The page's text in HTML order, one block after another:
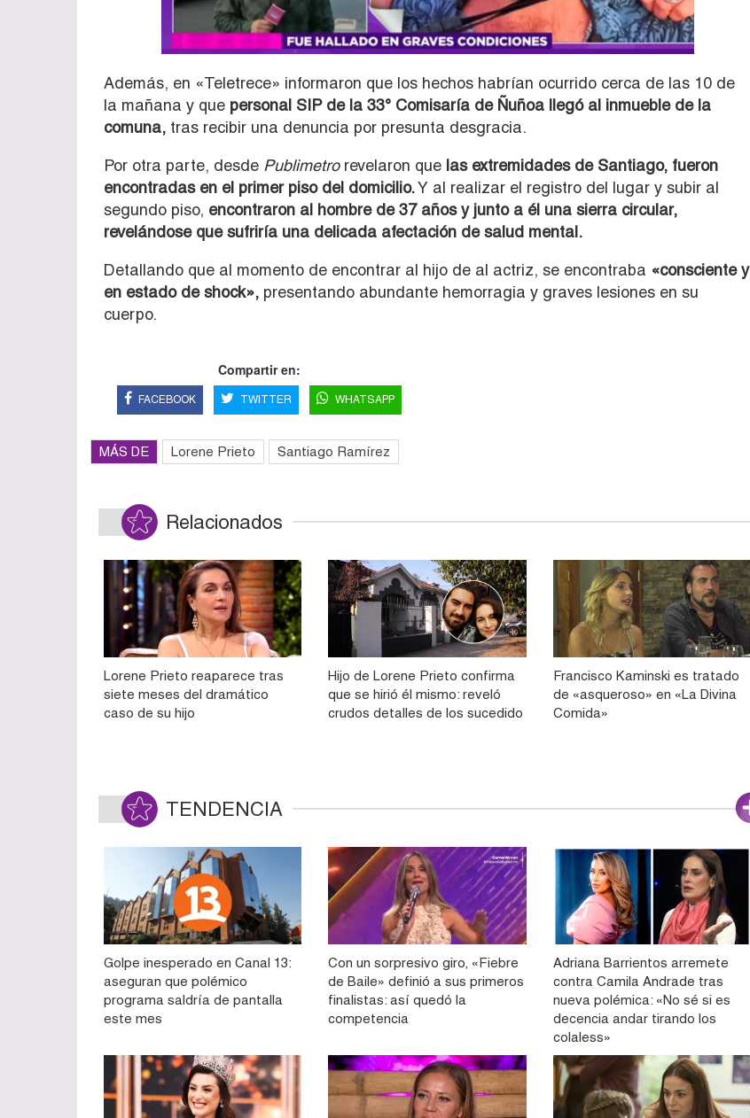
Además, en «Teletrece» informaron que los hechos habrían ocurrido cerca de las 10 de
la mañana y que personal SIP de la 33° Comisaría de Ñuñoa llegó al inmueble de la
comuna, tras recibir una denuncia por presunta desgracia.
Por otra parte, desde Publimetrorevelaron que las extremidades de Santiago, fueron
encontradas en el primer piso del domicilio.Y al realizar el registro del lugar y subir al
segundo piso, encontraron al hombre de 37 años y junto a él una sierra circular,
revelándose que sufriría una delicada afectación de salud mental.
Detallando que al momento de encontrar al hijo de al actriz, se encontraba «consciente y
en estado de shock», presentando abundante hemorragia y graves lesiones en su
cuerpo.
Compartir en:
FACEBOOK TWITTER WHATSAPP
MÁS DE Lorene Prieto Santiago Ramírez
Relacionados
Lorene Prieto reaparece tras
siete meses del dramático
caso de su hijo
Hijo de Lorene Prieto confirma
que se hirió él mismo: reveló
crudos detalles de los sucedido
Francisco Kaminski es tratado
de «asqueroso» en «La Divina
Comida»
TENDENCIA
Golpe inesperado en Canal 13:
aseguran que polémico
programa saldría de pantalla
este mes
Con un sorpresivo giro, «Fiebre
de Baile» definió a sus primeros
finalistas: así quedó la
competencia
Adriana Barrientos arremete
contra Camila Andrade tras
nueva polémica: «No sé si es
decencia andar tirando los
colaless»